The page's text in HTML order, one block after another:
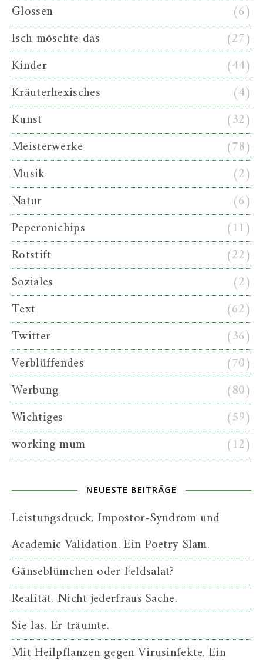
Glossen
(6)
Isch möschte das
(27)
Kinder
(44)
Kräuterhexisches
(4)
Kunst
(32)
Meisterwerke
(78)
Musik
(2)
Natur
(6)
Peperonichips
(11)
Rotstift
(22)
Soziales
(2)
Text
(62)
Twitter
(36)
Verblüffendes
(70)
Werbung
(80)
Wichtiges
(59)
working mum
(12)
NEUESTE BEITRÄGE
Leistungsdruck, Impostor-Syndrom und
Academic Validation. Ein Poetry Slam.
Gänseblümchen oder Feldsalat?
Realität. Nicht jederfraus Sache.
Sie las. Er träumte.
Mit Heilpflanzen gegen Virusinfekte. Ein